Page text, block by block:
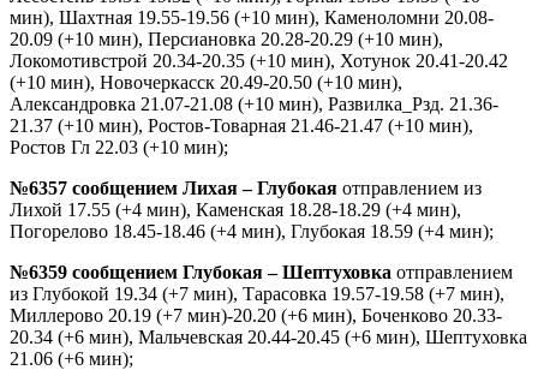
мин), Шахтная 19.55-19.56 (+10 мин), Каменоломни 20.08-
20.09 (+10 мин), Персиановка 20.28-20.29 (+10 мин),
Локомотивстрой 20.34-20.35 (+10 мин), Хотунок 20.41-20.42
(+10 мин), Новочеркасск 20.49-20.50 (+10 мин),
Александровка 21.07-21.08 (+10 мин), Развилка_Рзд. 21.36-
21.37 (+10 мин), Ростов-Товарная 21.46-21.47 (+10 мин),
Ростов Гл 22.03 (+10 мин);
№6357 сообщением Лихая – Глубокая отправлением из
Лихой 17.55 (+4 мин), Каменская 18.28-18.29 (+4 мин),
Погорелово 18.45-18.46 (+4 мин), Глубокая 18.59 (+4 мин);
№6359 сообщением Глубокая – Шептуховка отправлением
из Глубокой 19.34 (+7 мин), Тарасовка 19.57-19.58 (+7 мин),
Миллерово 20.19 (+7 мин)-20.20 (+6 мин), Боченково 20.33-
20.34 (+6 мин), Мальчевская 20.44-20.45 (+6 мин), Шептуховка
21.06 (+6 мин);